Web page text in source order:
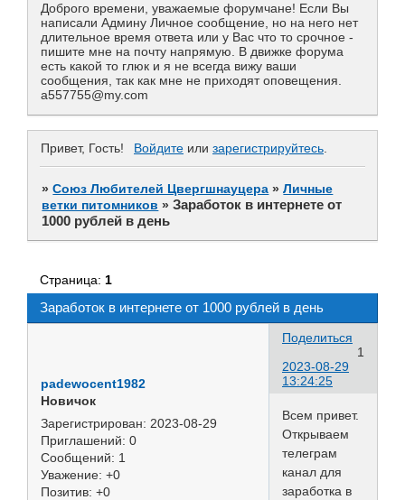
Доброго времени, уважаемые форумчане! Если Вы
написали Админу Личное сообщение, но на него нет
длительное время ответа или у Вас что то срочное -
пишите мне на почту напрямую. В движке форума
есть какой то глюк и я не всегда вижу ваши
сообщения, так как мне не приходят оповещения.
a557755@my.com
Привет, Гость! Войдите или зарегистрируйтесь.
»Союз Любителей Цвергшнауцера »Личные
ветки питомников »Заработок в интернете от
1000 рублей в день
Заработок в интернете от 1000 рублей в день
Страница: 1
Поделиться
1
2023-08-29
13:24:25
padewocent1982
Новичок
Зарегистрирован: 2023-08-29
Приглашений: 0
Сообщений: 1
Уважение: +0
Позитив: +0
Всем привет.
Открываем
телеграм
канал для
заработка в